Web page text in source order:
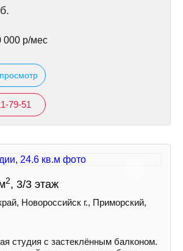
000 р/мес
79-51
2, 3/3 этаж
Новороссийск г., Приморский,
студия с застеклённым балконом.